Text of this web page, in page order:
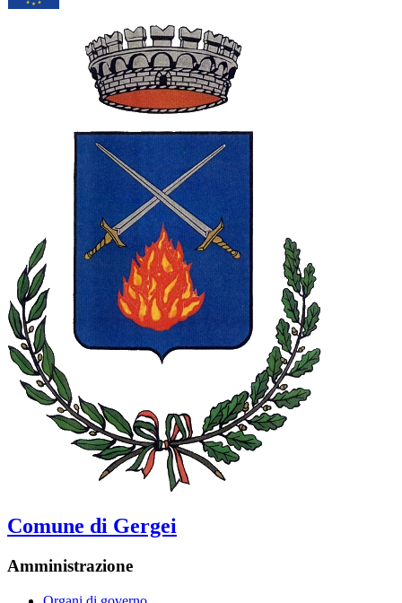
Comune di Gergei
Amministrazione